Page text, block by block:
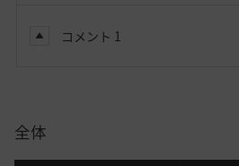
コメント 1
全体